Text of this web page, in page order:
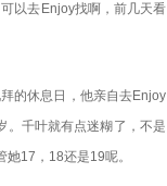
以去Enjoy找啊，前几天看
的休息日，他亲自去Enjoy
。千叶就有点迷糊了，不是
17，18还是19呢。